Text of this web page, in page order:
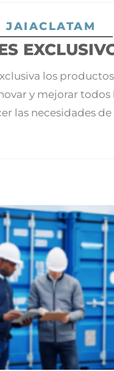
JAIACLATAM
los
y mejorar todos
las necesidades